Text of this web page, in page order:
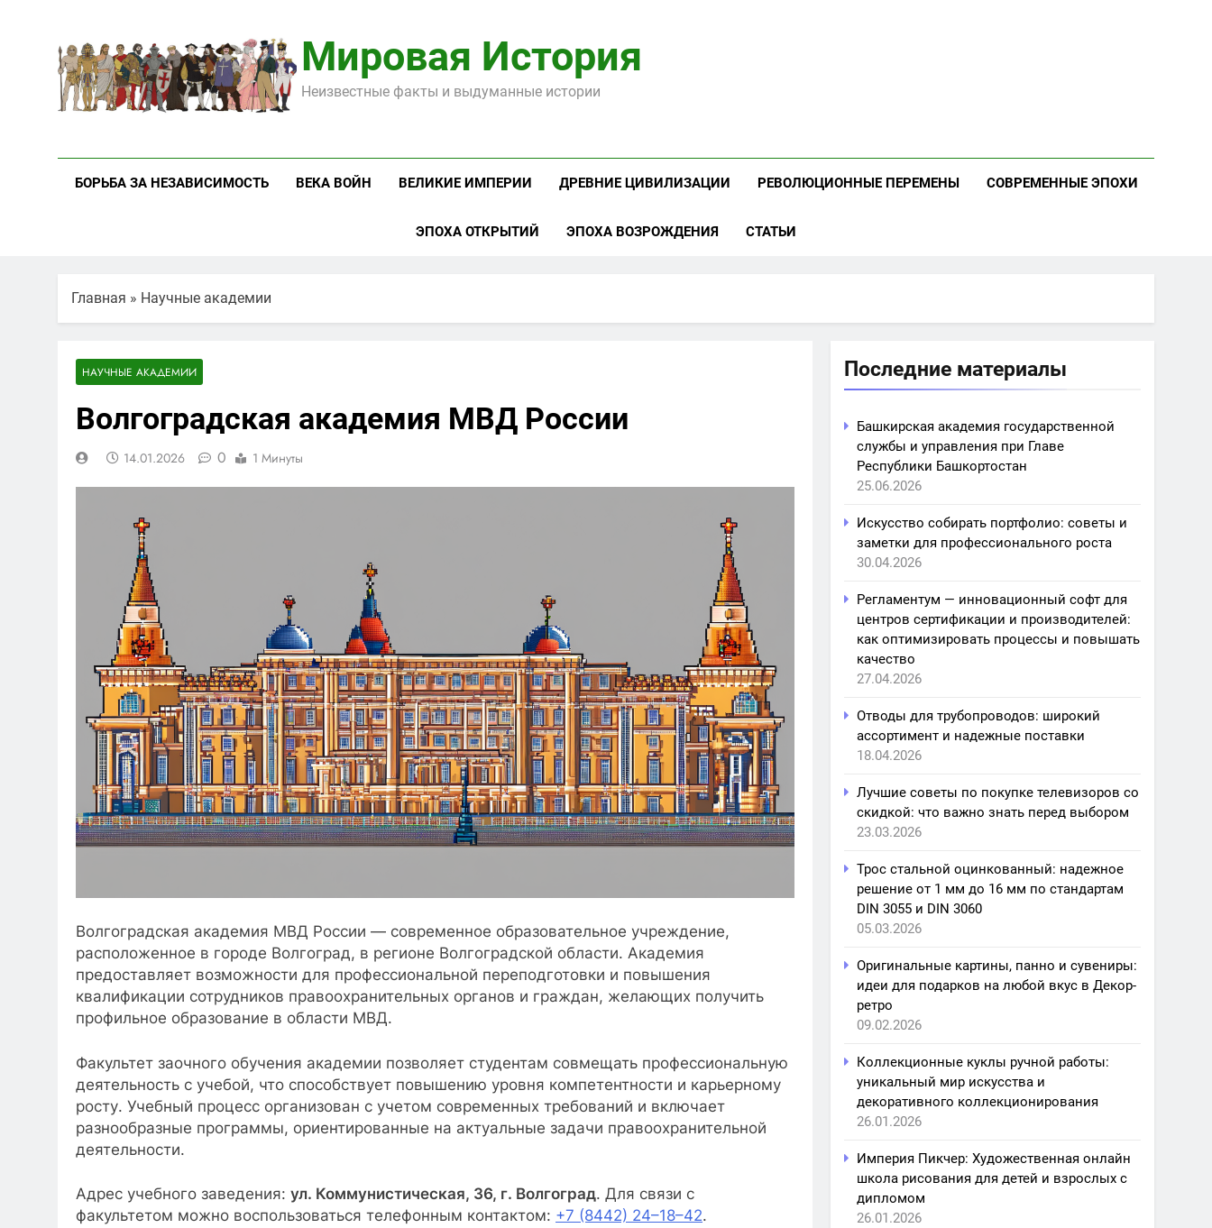
содержимому
Мировая История
Неизвестные факты и выдуманные истории
БОРЬБА ЗА НЕЗАВИСИМОСТЬ ВЕКА ВОЙН ВЕЛИКИЕ ИМПЕРИИ ДРЕВНИЕ ЦИВИЛИЗАЦИИ РЕВОЛЮЦИОННЫЕ ПЕРЕМЕНЫ СОВРЕМЕННЫЕ ЭПОХИ
ЭПОХА ОТКРЫТИЙ ЭПОХА ВОЗРОЖДЕНИЯ СТАТЬИ
Главная » Научные академии
НАУЧНЫЕ АКАДЕМИИ
Волгоградская академия МВД России
14.01.2026 0 1 Минуты
Волгоградская академия МВД России — современное образовательное учреждение,
расположенное в городе Волгоград, в регионе Волгоградской области. Академия
предоставляет возможности для профессиональной переподготовки и повышения
квалификации сотрудников правоохранительных органов и граждан, желающих получить
профильное образование в области МВД.
Факультет заочного обучения академии позволяет студентам совмещать профессиональную
деятельность с учебой, что способствует повышению уровня компетентности и карьерному
росту. Учебный процесс организован с учетом современных требований и включает
разнообразные программы, ориентированные на актуальные задачи правоохранительной
деятельности.
Адрес учебного заведения: ул. Коммунистическая, 36, г. Волгоград. Для связи с
факультетом можно воспользоваться телефонным контактом: +7 (8442) 24–18–42.
Последние материалы
Башкирская академия государственной
службы и управления при Главе
Республики Башкортостан
25.06.2026
Искусство собирать портфолио: советы и
заметки для профессионального роста
30.04.2026
Регламентум — инновационный софт для
центров сертификации и производителей:
как оптимизировать процессы и повышать
качество
27.04.2026
Отводы для трубопроводов: широкий
ассортимент и надежные поставки
18.04.2026
Лучшие советы по покупке телевизоров со
скидкой: что важно знать перед выбором
23.03.2026
Трос стальной оцинкованный: надежное
решение от 1 мм до 16 мм по стандартам
DIN 3055 и DIN 3060
05.03.2026
Оригинальные картины, панно и сувениры:
идеи для подарков на любой вкус в Декор-
ретро
09.02.2026
Коллекционные куклы ручной работы:
уникальный мир искусства и
декоративного коллекционирования
26.01.2026
Империя Пикчер: Художественная онлайн
школа рисования для детей и взрослых с
дипломом
26.01.2026